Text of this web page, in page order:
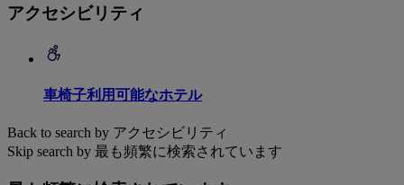
アクセシビリティ
車椅子利用可能なホテル
Back to search by アクセシビリティ
Skip search by 最も頻繁に検索されています